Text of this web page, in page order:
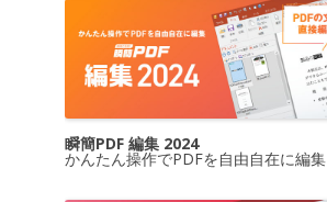
瞬簡PDF 編集 2024
かんたん操作でPDFを自由自在に編集